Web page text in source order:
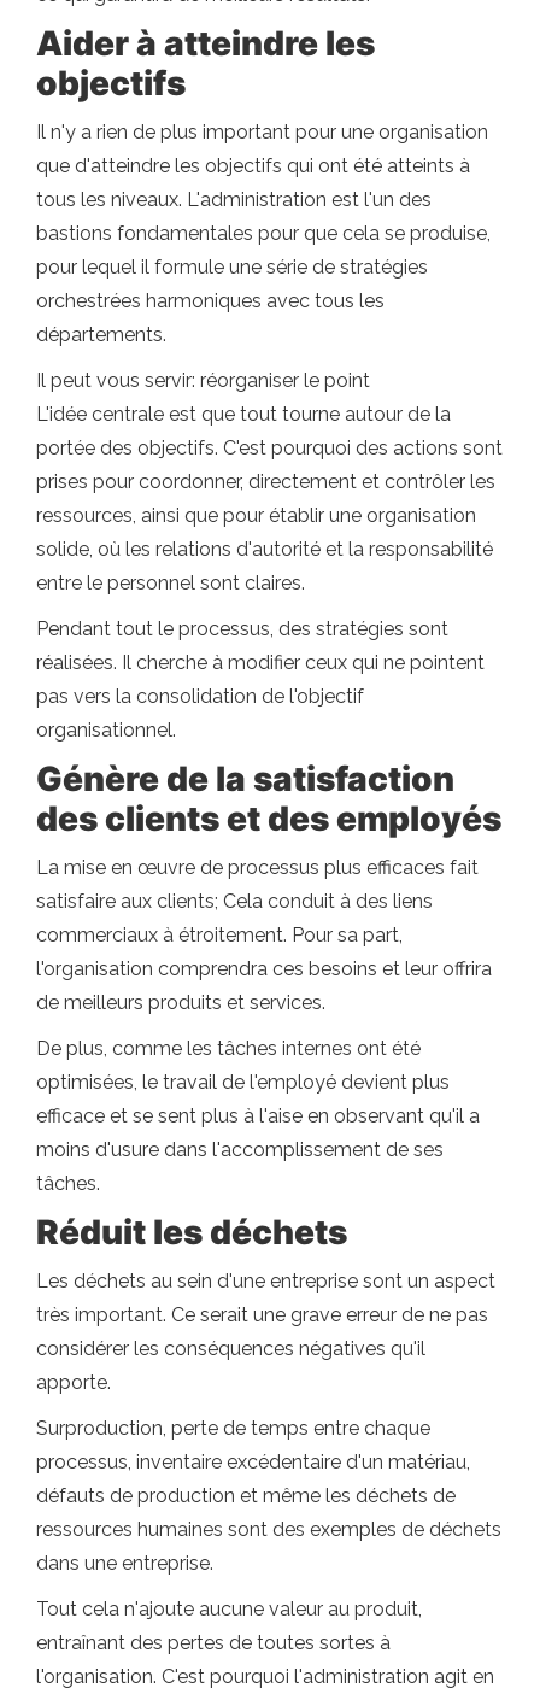
Aider à atteindre les
objectifs
Il n'y a rien de plus important pour une organisation
que d'atteindre les objectifs qui ont été atteints à
tous les niveaux. L'administration est l'un des
bastions fondamentales pour que cela se produise,
pour lequel il formule une série de stratégies
orchestrées harmoniques avec tous les
départements.
Il peut vous servir: réorganiser le point
L'idée centrale est que tout tourne autour de la
portée des objectifs. C'est pourquoi des actions sont
prises pour coordonner, directement et contrôler les
ressources, ainsi que pour établir une organisation
solide, où les relations d'autorité et la responsabilité
entre le personnel sont claires.
Pendant tout le processus, des stratégies sont
réalisées. Il cherche à modifier ceux qui ne pointent
pas vers la consolidation de l'objectif
organisationnel.
Génère de la satisfaction
des clients et des employés
La mise en œuvre de processus plus efficaces fait
satisfaire aux clients; Cela conduit à des liens
commerciaux à étroitement. Pour sa part,
l'organisation comprendra ces besoins et leur offrira
de meilleurs produits et services.
De plus, comme les tâches internes ont été
optimisées, le travail de l'employé devient plus
efficace et se sent plus à l'aise en observant qu'il a
moins d'usure dans l'accomplissement de ses
tâches.
Réduit les déchets
Les déchets au sein d'une entreprise sont un aspect
très important. Ce serait une grave erreur de ne pas
considérer les conséquences négatives qu'il
apporte.
Surproduction, perte de temps entre chaque
processus, inventaire excédentaire d'un matériau,
défauts de production et même les déchets de
ressources humaines sont des exemples de déchets
dans une entreprise.
Tout cela n'ajoute aucune valeur au produit,
entraînant des pertes de toutes sortes à
l'organisation. C'est pourquoi l'administration agit en